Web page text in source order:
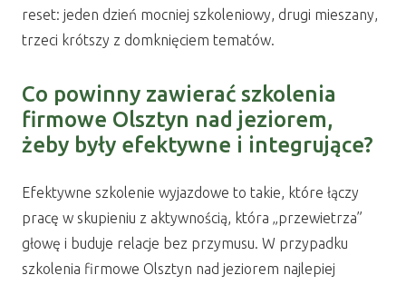
reset: jeden dzień mocniej szkoleniowy, drugi mieszany,
trzeci krótszy z domknięciem tematów.
Co powinny zawierać szkolenia
firmowe Olsztyn nad jeziorem,
żeby były efektywne i integrujące?
Efektywne szkolenie wyjazdowe to takie, które łączy
pracę w skupieniu z aktywnością, która „przewietrza”
głowę i buduje relacje bez przymusu. W przypadku
szkolenia firmowe Olsztyn nad jeziorem najlepiej